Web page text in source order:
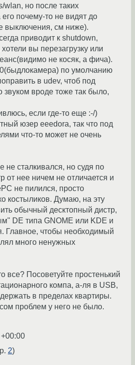
wlan, но после таких
почему-то не видят до
выключения, см ниже).
приводит к shutdown,
вы перезагрузку или
не косяк, а фича).
по умолчанию
в udev, чтоб под
звуком вроде тоже так было,
если где-то еще :-/)
юзер eeedora, так что под
что-то может не очень
сталкивался, но судя по
от нее ничем не отличается и
не пилился, просто
костыликов. Думаю, на эту
обычный десктопный дистр,
DE типа GNOME или KDE и
Главное, чтобы необходимый
много ненужных
все? Посоветуйте простенький
компа, а-ля в USB,
в пределах квартиры.
проблем у него не было.
2)